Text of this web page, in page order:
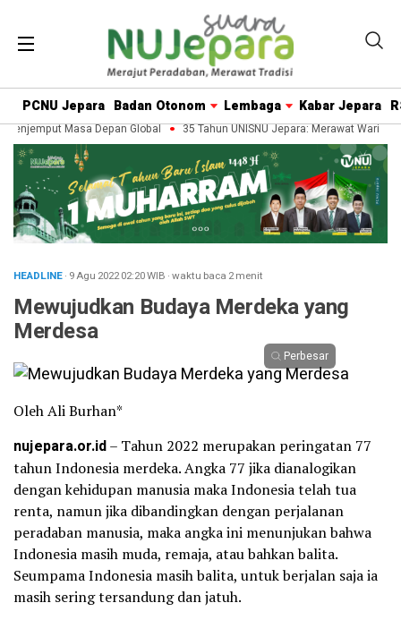
PCNU Jepara Badan Otonom Lembaga Kabar Jepara
Masa Depan Global 35 Tahun UNISNU Jepara: Merawat Warisan
HEADLINE· 9 Agu 202202:20WIB ·waktu baca 2 menit
Mewujudkan Budaya Merdeka yang
Merdesa
Perbesar
Oleh Ali Burhan*
nujepara.or.id– Tahun 2022 merupakan peringatan 77
tahun Indonesia merdeka. Angka 77 jika dianalogikan
dengan kehidupan manusia maka Indonesia telah tua
renta, namun jika dibandingkan dengan perjalanan
peradaban manusia, maka angka ini menunjukan bahwa
Indonesia masih muda, remaja, atau bahkan balita.
Seumpama Indonesia masih balita, untuk berjalan saja ia
masih sering tersandung dan jatuh.